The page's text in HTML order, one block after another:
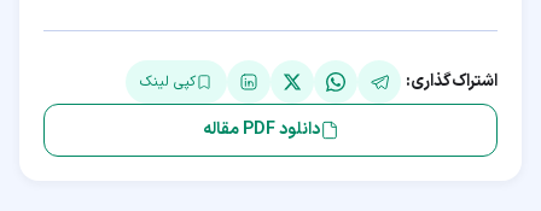
اشتراک‌گذاری: کپی لینک
دانلود PDF مقاله